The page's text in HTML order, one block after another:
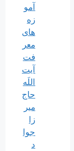
آمو
زه
های
معر
فت
آیت
اللَه
حاج
میر
زا
جوا